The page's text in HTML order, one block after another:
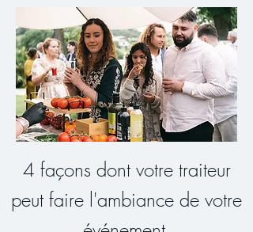
4 façons dont votre traiteur
peut faire l'ambiance de votre